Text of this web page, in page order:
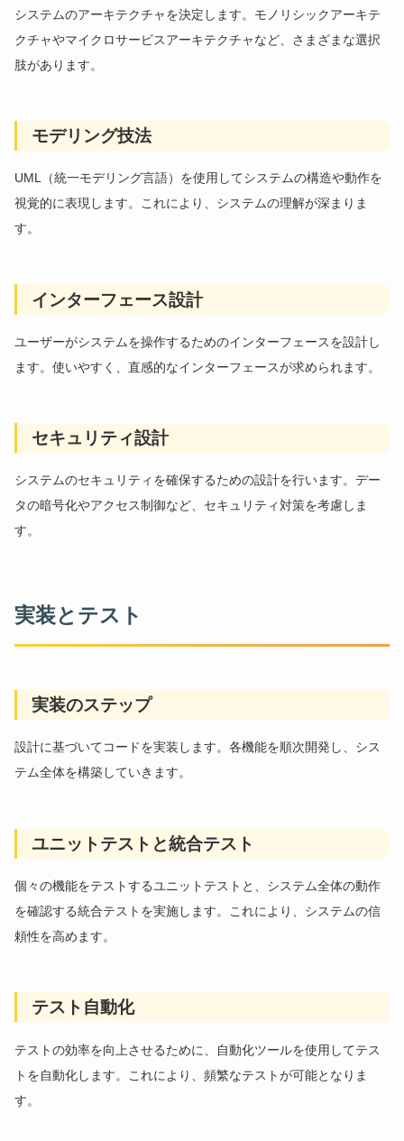
システムのアーキテクチャを決定します。モノリシックアーキテ
クチャやマイクロサービスアーキテクチャなど、さまざまな選択
肢があります。
モデリング技法
UML（統一モデリング言語）を使用してシステムの構造や動作を
視覚的に表現します。これにより、システムの理解が深まりま
す。
インターフェース設計
ユーザーがシステムを操作するためのインターフェースを設計し
ます。使いやすく、直感的なインターフェースが求められます。
セキュリティ設計
システムのセキュリティを確保するための設計を行います。デー
タの暗号化やアクセス制御など、セキュリティ対策を考慮しま
す。
実装とテスト
実装のステップ
設計に基づいてコードを実装します。各機能を順次開発し、シス
テム全体を構築していきます。
ユニットテストと統合テスト
個々の機能をテストするユニットテストと、システム全体の動作
を確認する統合テストを実施します。これにより、システムの信
頼性を高めます。
テスト自動化
テストの効率を向上させるために、自動化ツールを使用してテス
トを自動化します。これにより、頻繁なテストが可能となりま
す。